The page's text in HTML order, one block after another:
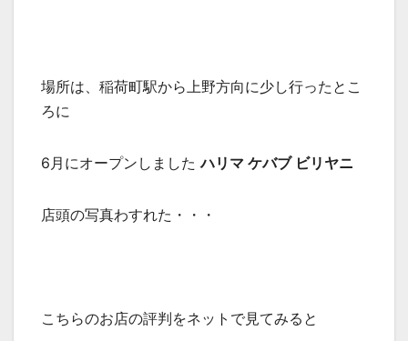
場所は、稲荷町駅から上野方向に少し行ったとこ
ろに
6月にオープンしましたハリマ ケバブ ビリヤニ
店頭の写真わすれた・・・
こちらのお店の評判をネットで見てみると